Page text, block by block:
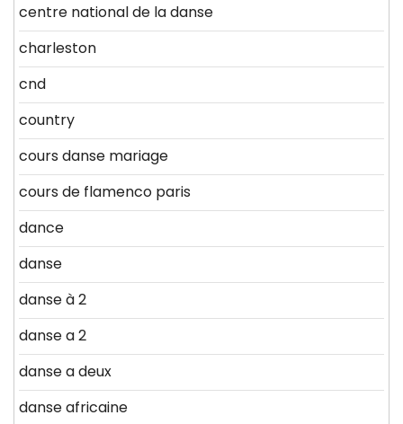
centre national de la danse
charleston
cnd
country
cours danse mariage
cours de flamenco paris
dance
danse
danse à 2
danse a 2
danse a deux
danse africaine